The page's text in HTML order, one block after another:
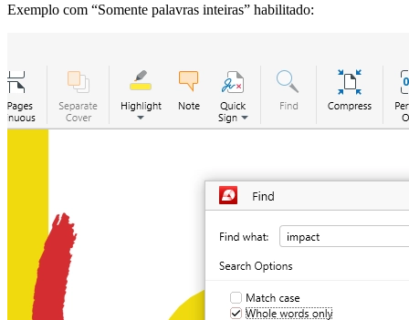
Exemplo com “Somente palavras inteiras” habilitado: